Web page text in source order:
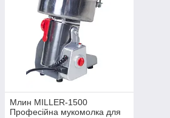
Млин MILLER-1500
Професійна мукомолка для